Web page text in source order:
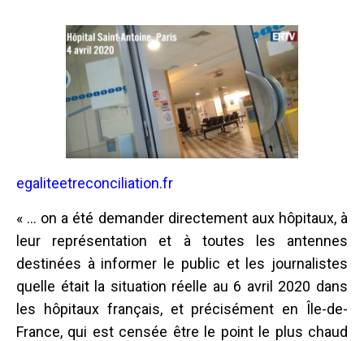
egaliteetreconciliation.fr
« ... on a été demander directement aux hôpitaux, à
leur représentation et à toutes les antennes
destinées à informer le public et les journalistes
quelle était la situation réelle au 6 avril 2020 dans
les hôpitaux français, et précisément en Île-de-
France, qui est censée être le point le plus chaud